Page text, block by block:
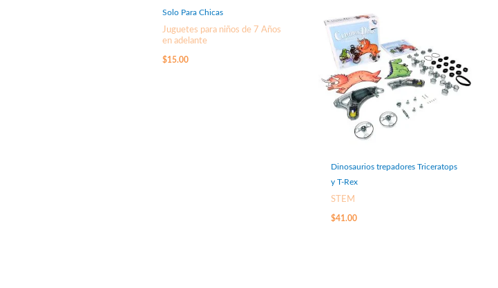
Solo Para Chicas
Juguetes para niños de 7 Años
en adelante
$15.00
Dinosaurios trepadores Triceratops
y T-Rex
STEM
$41.00